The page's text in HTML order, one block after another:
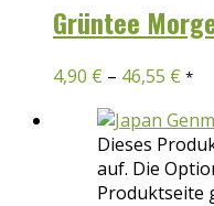
Grüntee
4,90 € – 46,55 € *
Dieses
auf. Die
Produktseite